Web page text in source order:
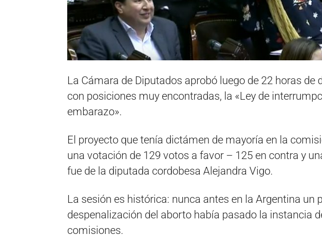
La Cámara de Diputados aprobó luego de 22 horas de
con posiciones muy encontradas, la «Ley de
embarazo».
El proyecto que tenía dictámen de mayoría en la
una votación de 129 votos a favor – 125 en contra y
fue de la diputada cordobesa Alejandra Vigo.
La sesión es histórica: nunca antes en la Argentina un
despenalización del aborto había pasado la instancia
comisiones.